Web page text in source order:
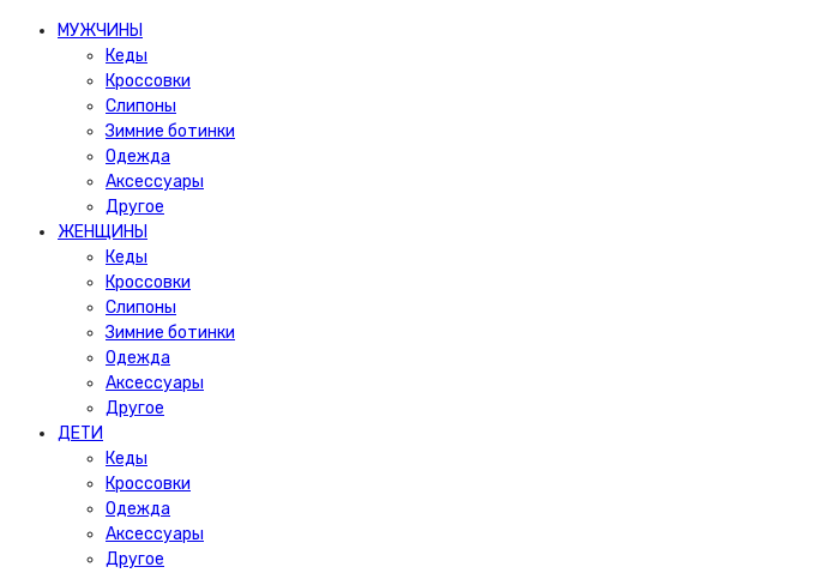
МУЖЧИНЫ
Кеды
Кроссовки
Слипоны
Зимние ботинки
Одежда
Аксессуары
Другое
ЖЕНЩИНЫ
Кеды
Кроссовки
Слипоны
Зимние ботинки
Одежда
Аксессуары
Другое
ДЕТИ
Кеды
Кроссовки
Одежда
Аксессуары
Другое